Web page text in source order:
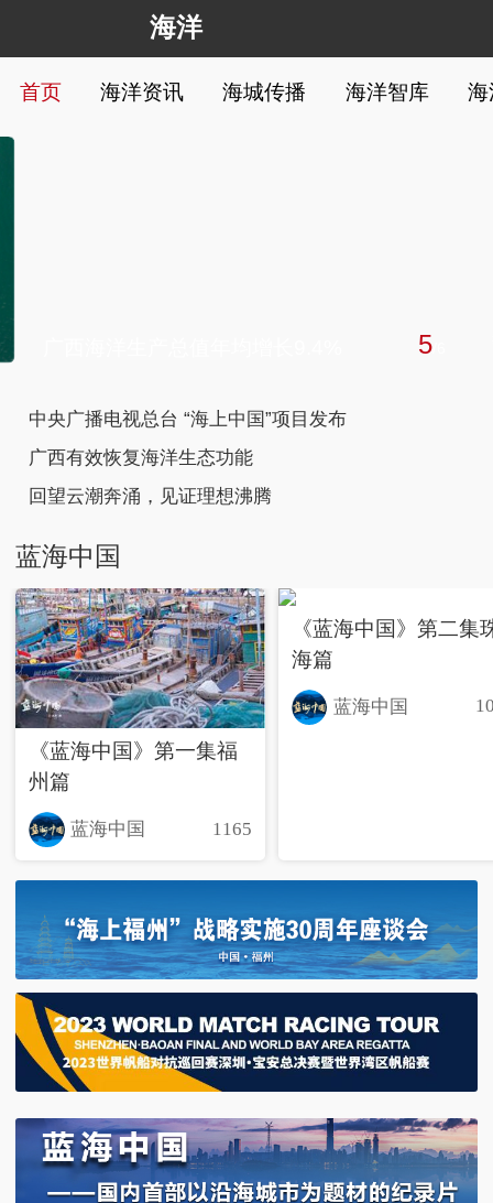
海洋
首页 海洋资讯 海城传播 海洋智库 海
5/
中央广播电视总台 “海上中国”项目发布
广西有效恢复海洋生态功能
回望云潮奔涌，见证理想沸腾
蓝海中国
《蓝海中国》第一集福
州篇
蓝海中国 1165
《蓝海中国》第二集
海篇
蓝海中国